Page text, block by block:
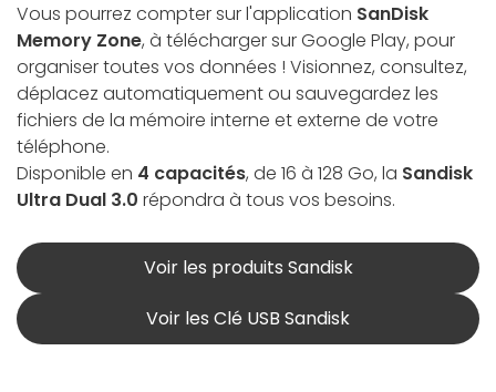
Vous pourrez compter sur l'application SanDisk
Memory Zone, à télécharger sur Google Play, pour
organiser toutes vos données ! Visionnez, consultez,
déplacez automatiquement ou sauvegardez les
fichiers de la mémoire interne et externe de votre
téléphone.
Disponible en 4 capacités, de 16 à 128 Go, la Sandisk
Ultra Dual 3.0 répondra à tous vos besoins.
Voir les produits Sandisk
Voir les Clé USB Sandisk